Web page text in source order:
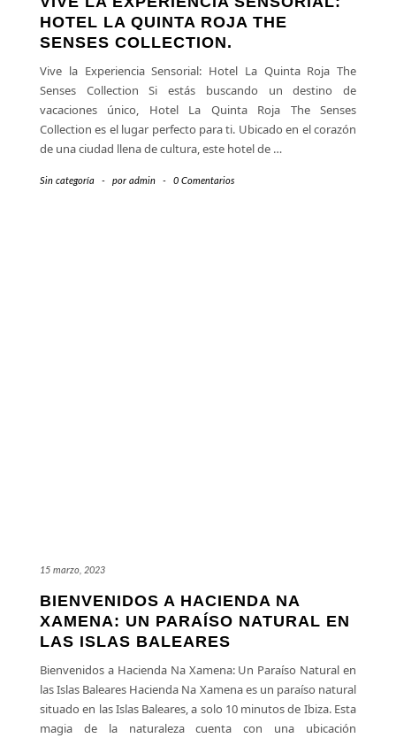
HOTEL LA QUINTA ROJA THE
SENSES COLLECTION.
Vive la Experiencia Sensorial: Hotel La Quinta Roja The
Senses Collection Si estás buscando un destino de
vacaciones único, Hotel La Quinta Roja The Senses
Collection es el lugar perfecto para ti. Ubicado en el corazón
de una ciudad llena de cultura, este hotel de …
Sin categoría - por admin - 0 Comentarios
15 marzo, 2023
BIENVENIDOS A HACIENDA NA
XAMENA: UN PARAÍSO NATURAL EN
LAS ISLAS BALEARES
Bienvenidos a Hacienda Na Xamena: Un Paraíso Natural en
las Islas Baleares Hacienda Na Xamena es un paraíso natural
situado en las Islas Baleares, a solo 10 minutos de Ibiza. Esta
magia de la naturaleza cuenta con una ubicación